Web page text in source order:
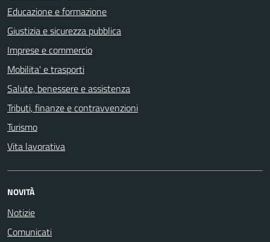
Educazione e formazione
Giustizia e sicurezza pubblica
Imprese e commercio
Mobilita' e trasporti
Salute, benessere e assistenza
Tributi, finanze e contravvenzioni
Turismo
Vita lavorativa
NOVITÀ
Notizie
Comunicati